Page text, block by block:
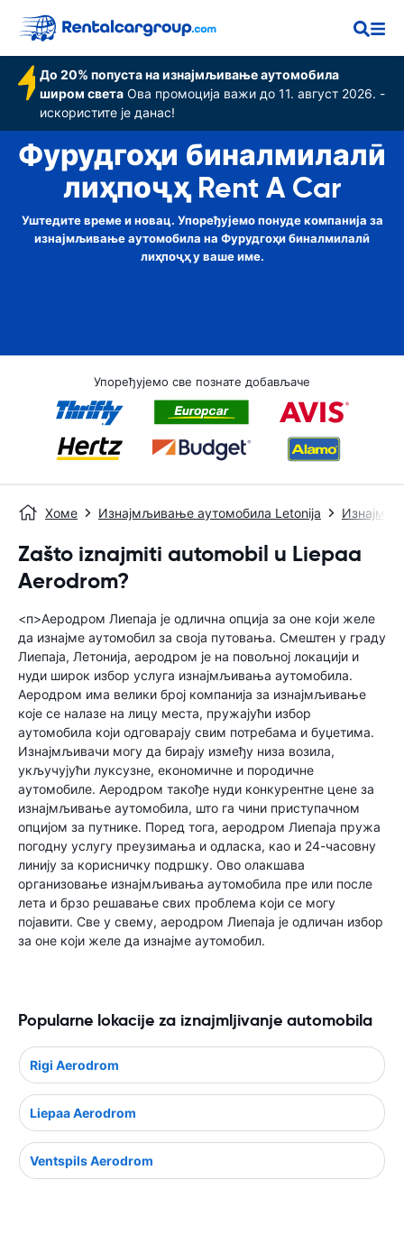
До 20% попуста на изнајмљивање аутомобила
широм света Ова промоција важи до 11. август 2026. -
искористите је данас!
Фурудгоҳи бин‌алмилалӣ
лиҳ‌поҷҳ Rent A Car
Уштедите време и новац. Упоређујемо понуде компанија за
изнајмљивање аутомобила на Фурудгоҳи бин‌алмилалӣ
лиҳ‌поҷҳ у ваше име.
Упоређујемо све познате добављаче
Хоме Изнајмљивање аутомобила Letonija
Zašto iznajmiti automobil u Liepaa
Aerodrom?
<п>Аеродром Лиепаја је одлична опција за оне који желе
да изнајме аутомобил за своја путовања. Смештен у граду
Лиепаја, Летонија, аеродром је на повољној локацији и
нуди широк избор услуга изнајмљивања аутомобила.
Аеродром има велики број компанија за изнајмљивање
које се налазе на лицу места, пружајући избор
аутомобила који одговарају свим потребама и буџетима.
Изнајмљивачи могу да бирају између низа возила,
укључујући луксузне, економичне и породичне
аутомобиле. Аеродром такође нуди конкурентне цене за
изнајмљивање аутомобила, што га чини приступачном
опцијом за путнике. Поред тога, аеродром Лиепаја пружа
погодну услугу преузимања и одласка, као и 24-часовну
линију за корисничку подршку. Ово олакшава
организовање изнајмљивања аутомобила пре или после
лета и брзо решавање свих проблема који се могу
појавити. Све у свему, аеродром Лиепаја је одличан избор
за оне који желе да изнајме аутомобил.
Popularne lokacije za iznajmljivanje automobila
Rigi Aerodrom
Liepaa Aerodrom
Ventspils Aerodrom